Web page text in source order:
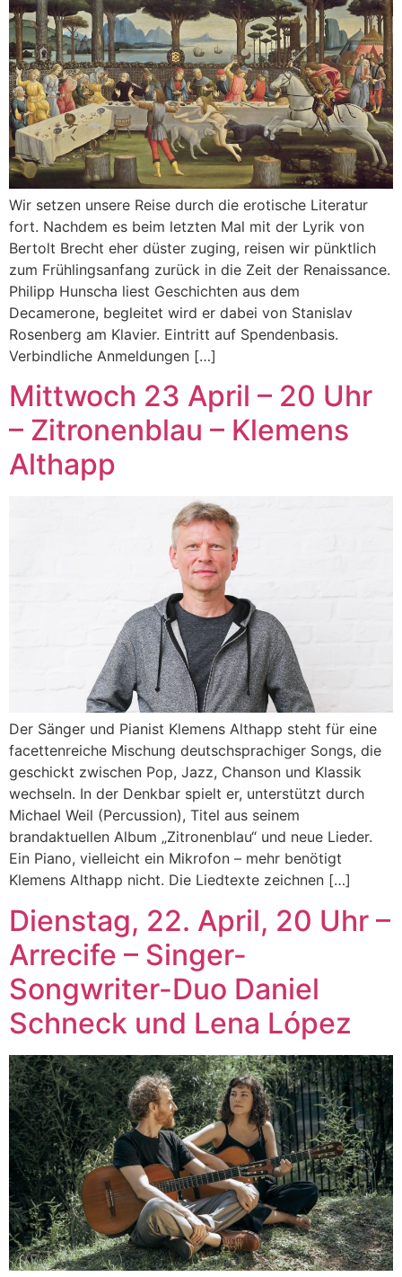
Wir setzen unsere Reise durch die erotische Literatur
fort. Nachdem es beim letzten Mal mit der Lyrik von
Bertolt Brecht eher düster zuging, reisen wir pünktlich
zum Frühlingsanfang zurück in die Zeit der Renaissance.
Philipp Hunscha liest Geschichten aus dem
Decamerone, begleitet wird er dabei von Stanislav
Rosenberg am Klavier. Eintritt auf Spendenbasis.
Verbindliche Anmeldungen […]
Mittwoch 23 April – 20 Uhr
– Zitronenblau – Klemens
Althapp
Der Sänger und Pianist Klemens Althapp steht für eine
facettenreiche Mischung deutschsprachiger Songs, die
geschickt zwischen Pop, Jazz, Chanson und Klassik
wechseln. In der Denkbar spielt er, unterstützt durch
Michael Weil (Percussion), Titel aus seinem
brandaktuellen Album „Zitronenblau“ und neue Lieder.
Ein Piano, vielleicht ein Mikrofon – mehr benötigt
Klemens Althapp nicht. Die Liedtexte zeichnen […]
Dienstag, 22. April, 20 Uhr –
Arrecife – Singer-
Songwriter-Duo Daniel
Schneck und Lena López